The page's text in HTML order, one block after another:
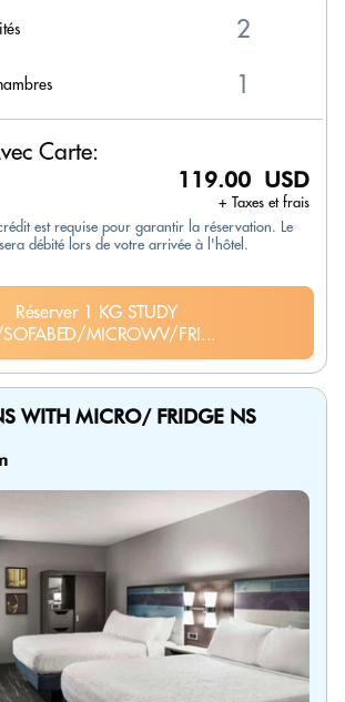
Carte:
119.00 USD
+ Taxes et frais
est requise pour garantir la réservation. Le
débité lors de votre arrivée à l'hôtel.
Réserver 1 KG STUDY
MICROWV/FRI...
WITH MICRO/ FRIDGE NS